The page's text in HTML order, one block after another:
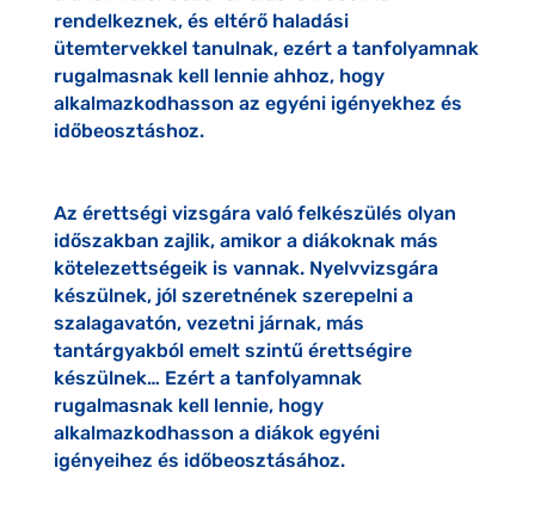
rendelkeznek, és eltérő haladási
ütemtervekkel tanulnak, ezért a tanfolyamnak
rugalmasnak kell lennie ahhoz, hogy
alkalmazkodhasson az egyéni igényekhez és
időbeosztáshoz.
Az érettségi vizsgára való felkészülés olyan
időszakban zajlik, amikor a diákoknak más
kötelezettségeik is vannak. Nyelvvizsgára
készülnek, jól szeretnének szerepelni a
szalagavatón, vezetni járnak, más
tantárgyakból emelt szintű érettségire
készülnek… Ezért a tanfolyamnak
rugalmasnak kell lennie, hogy
alkalmazkodhasson a diákok egyéni
igényeihez és időbeosztásához.